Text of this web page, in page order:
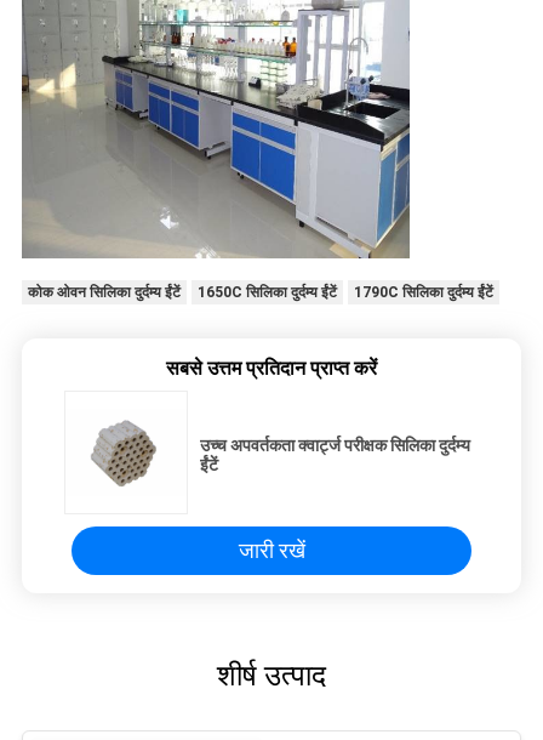
कोक ओवन सिलिका दुर्दम्य ईंटें 1650C सिलिका दुर्दम्य ईंटें 1790C सिलिका दुर्दम्य ईंटें
सबसे उत्तम प्रतिदान प्राप्त करें
उच्च अपवर्तकता क्वार्ट्ज परीक्षक सिलिका दुर्दम्य
ईंटें
जारी रखें
शीर्ष उत्पाद